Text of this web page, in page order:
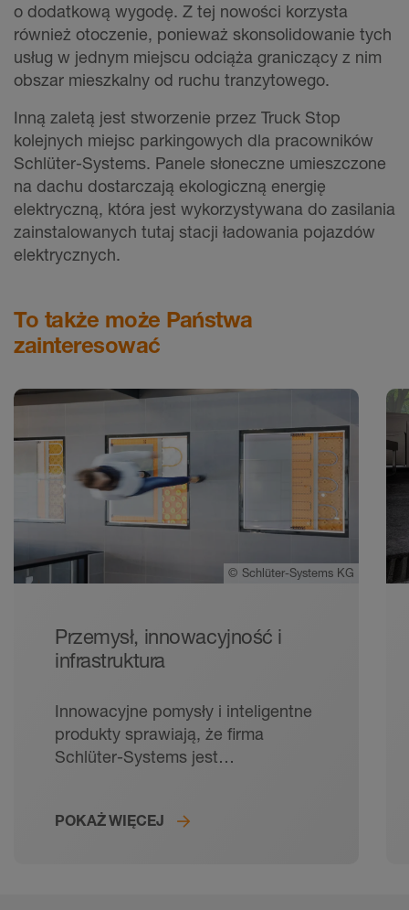
o dodatkową wygodę. Z tej nowości korzysta
również otoczenie, ponieważ skonsolidowanie tych
usług w jednym miejscu odciąża graniczący z nim
obszar mieszkalny od ruchu tranzytowego.
Inną zaletą jest stworzenie przez Truck Stop
kolejnych miejsc parkingowych dla pracowników
Schlüter-Systems. Panele słoneczne umieszczone
na dachu dostarczają ekologiczną energię
elektryczną, która jest wykorzystywana do zasilania
zainstalowanych tutaj stacji ładowania pojazdów
elektrycznych.
To także może Państwa
zainteresować
© Schlüter-Systems KG
Przemysł, innowacyjność i
infrastruktura
Innowacyjne pomysły i inteligentne
produkty sprawiają, że firma
Schlüter-Systems jest
systemowych dotyczących
POKAŻ WIĘCEJ